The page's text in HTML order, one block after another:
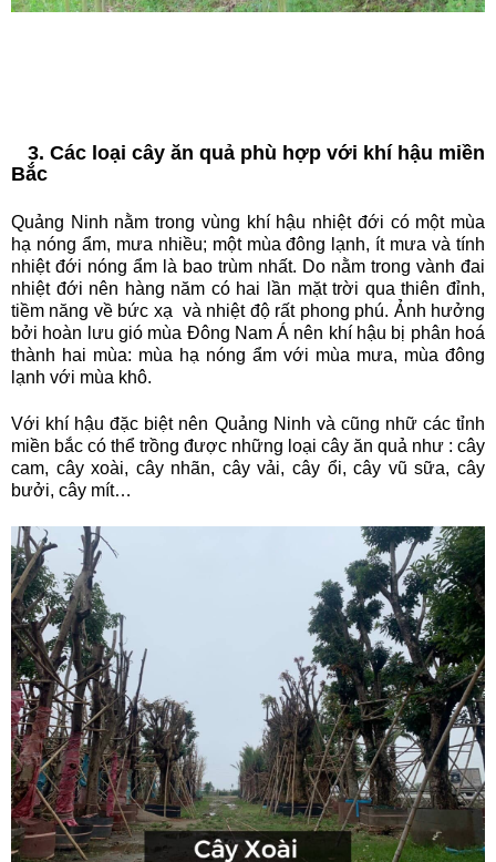
3. Các loại cây ăn quả phù hợp với khí hậu miền
Bắc
Quảng Ninh nằm trong vùng khí hậu nhiệt đới có một mùa
hạ nóng ẩm, mưa nhiều; một mùa đông lạnh, ít mưa và tính
nhiệt đới nóng ẩm là bao trùm nhất. Do nằm trong vành đai
nhiệt đới nên hàng năm có hai lần mặt trời qua thiên đỉnh,
tiềm năng về bức xạ và nhiệt độ rất phong phú. Ảnh hưởng
bởi hoàn lưu gió mùa Đông Nam Á nên khí hậu bị phân hoá
thành hai mùa: mùa hạ nóng ẩm với mùa mưa, mùa đông
lạnh với mùa khô.
Với khí hậu đặc biệt nên Quảng Ninh và cũng nhữ các tỉnh
miền bắc có thể trồng được những loại cây ăn quả như : cây
cam, cây xoài, cây nhãn, cây vải, cây ổi, cây vũ sữa, cây
bưởi, cây mít…